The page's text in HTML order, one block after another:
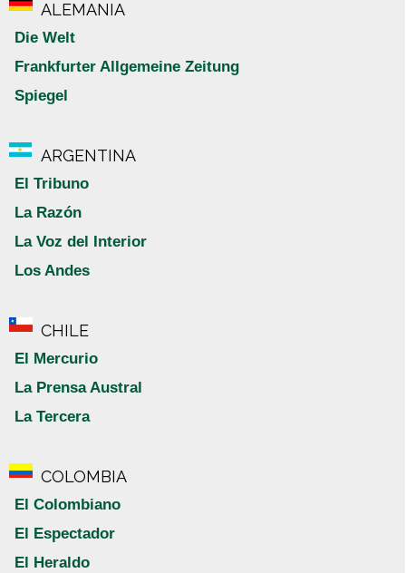
ALEMANIA
Die Welt
Frankfurter Allgemeine Zeitung
Spiegel
ARGENTINA
El Tribuno
La Razón
La Voz del Interior
Los Andes
CHILE
El Mercurio
La Prensa Austral
La Tercera
COLOMBIA
El Colombiano
El Espectador
El Heraldo